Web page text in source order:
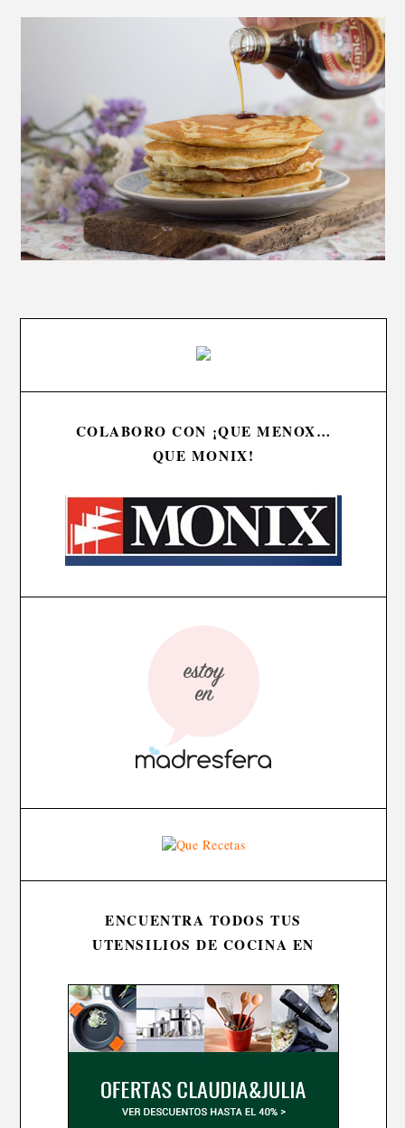
COLABORO CON ¡QUE MENOX…
QUE MONIX!
ENCUENTRA TODOS TUS
UTENSILIOS DE COCINA EN